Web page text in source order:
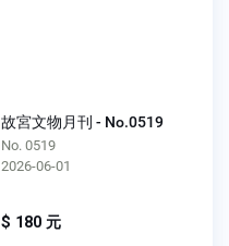
故宮文物月刊 - No.0519
No. 0519
2026-06-01
$ 180 元